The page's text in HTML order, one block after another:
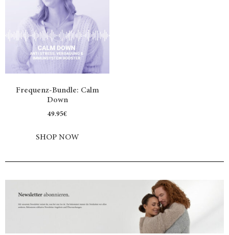
Frequenz-Bundle: Calm
Down
49.95€
SHOP NOW